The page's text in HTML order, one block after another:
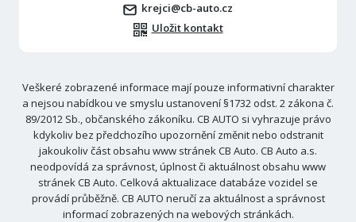
krejci@cb-auto.cz
Uložit kontakt
Veškeré zobrazené informace mají pouze informativní charakter
a nejsou nabídkou ve smyslu ustanovení §1732 odst. 2 zákona č.
89/2012 Sb., občanského zákoníku. CB AUTO si vyhrazuje právo
kdykoliv bez předchozího upozornění změnit nebo odstranit
jakoukoliv část obsahu www stránek CB Auto. CB Auto a.s.
neodpovídá za správnost, úplnost či aktuálnost obsahu www
stránek CB Auto. Celková aktualizace databáze vozidel se
provádí průběžně. CB AUTO neručí za aktuálnost a správnost
informací zobrazených na webových stránkách.